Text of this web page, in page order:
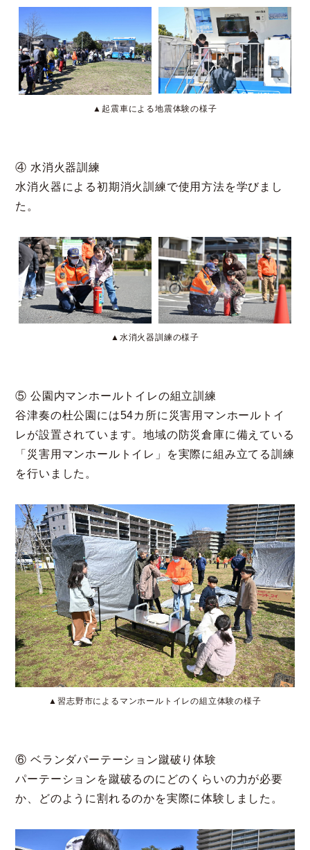
▲起震車による地震体験の様子
④ 水消火器訓練
水消火器による初期消火訓練で使用方法を学びまし
た。
▲水消火器訓練の様子
⑤ 公園内マンホールトイレの組立訓練
谷津奏の杜公園には54カ所に災害用マンホールトイ
レが設置されています。地域の防災倉庫に備えている
「災害用マンホールトイレ」を実際に組み立てる訓練
を行いました。
▲習志野市によるマンホールトイレの組立体験の様子
⑥ ベランダパーテーション蹴破り体験
パーテーションを蹴破るのにどのくらいの力が必要
か、どのように割れるのかを実際に体験しました。